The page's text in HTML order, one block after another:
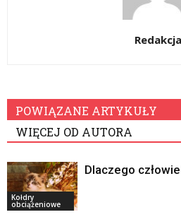
Redakcja
POWIĄZANE ARTYKUŁY
WIĘCEJ OD AUTORA
Kołdry
obciążeniowe
Dlaczego